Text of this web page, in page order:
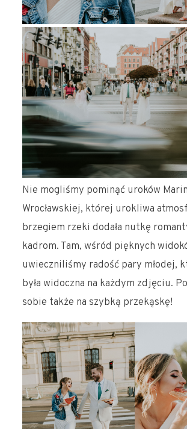
Nie mogliśmy pominąć uroków
Wrocławskiej, której urokliwa
brzegiem rzeki dodała nutkę
kadrom. Tam, wśród pięknych
uwieczniliśmy radość pary młodej,
była widoczna na każdym zdjęciu.
sobie także na szybką przekąskę!